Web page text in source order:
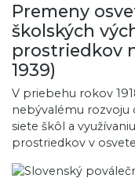
Premeny
školských
prostriedkov
1939)
V priebehu rokov
nebývalému rozvoju
siete škôl a
prostriedkov v